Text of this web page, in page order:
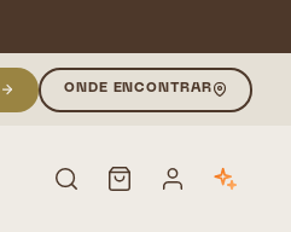
ONDE ENCONTRAR